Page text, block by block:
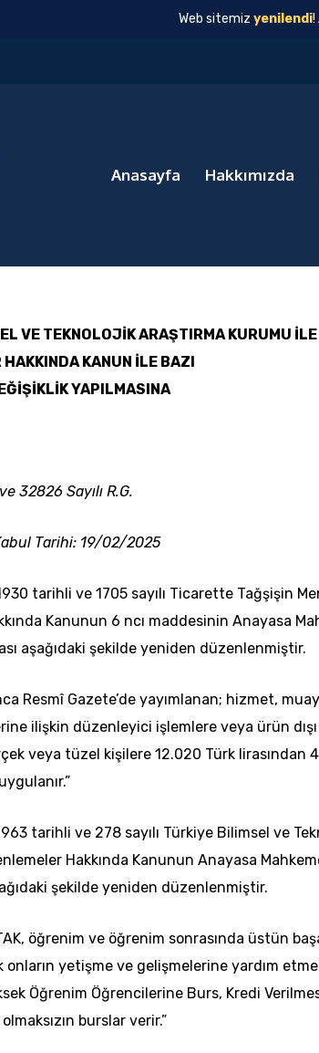
Web sitemiz yenilendi!
Anasayfa Hakkımızda
VE TEKNOLOJİK ARAŞTIRMA KURUMU
KANUN İLE BAZI
YAPILMASINA
32826 Sayılı R.G.
Tarihi: 19/02/2025
tarihli ve 1705 sayılı Ticarette Tağşişin
Kanunun 6 ncı maddesinin Anayasa
aşağıdaki şekilde yeniden düzenlenmiştir.
Resmî Gazete’de yayımlanan; hizmet,
ilişkin düzenleyici işlemlere veya ürün
veya tüzel kişilere 12.020 Türk lirasından
tarihli ve 278 sayılı Türkiye Bilimsel ve
Hakkında Kanunun Anayasa
şekilde yeniden düzenlenmiştir.
öğrenim ve öğrenim sonrasında üstün
onların yetişme ve gelişmelerine yardım
Öğrenim Öğrencilerine Burs, Kredi
burslar verir.”